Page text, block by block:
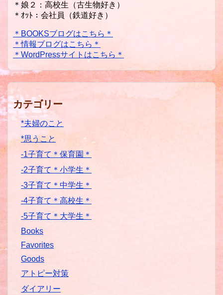
＊娘２：高校生（古生物好き）
＊ｵｯﾄ：会社員（鉄道好き）
＊BOOKSブログはこちら＊
＊情報ブログはこちら＊
＊WordPressサイトはこちら＊
カテゴリー
*夫婦のこと
*思うこと
-1子育て＊保育園＊
-2子育て＊小学生＊
-3子育て＊中学生＊
-4子育て＊高校生＊
-5子育て＊大学生＊
Books
Favorites
Goods
アトピー対策
ダイアリー